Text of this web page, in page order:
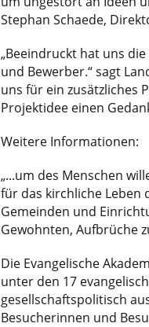
Stephan Schaede,
„Beeindruckt hat uns
und Bewerber.“ sagt
uns für ein zusätzliches
Projektidee einen
Weitere Informationen:
„...um des Menschen
für das kirchliche Leben
Gemeinden und
Gewohnten, Aufbrüche
Die Evangelische
unter den 17
gesellschaftspolitisch
Besucherinnen und